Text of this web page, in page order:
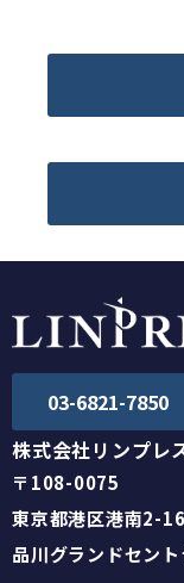
03-6821-7850
株式会社リンプレ
〒108-0075
東京都港区港南2-
品川グランドセン